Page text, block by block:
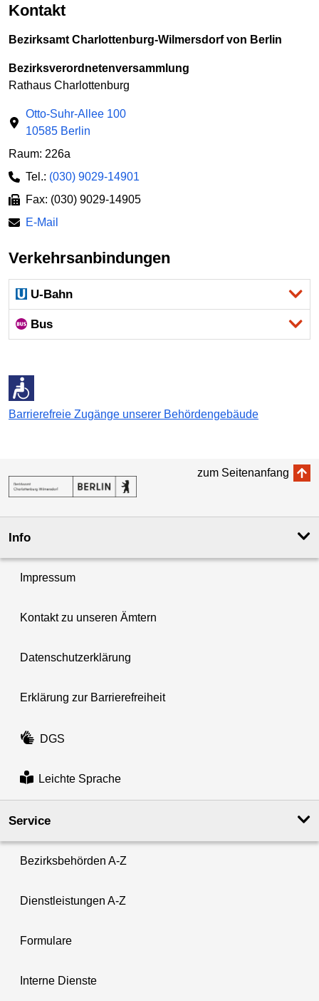
Kontakt
Bezirksamt Charlottenburg-Wilmersdorf von Berlin
Bezirksverordnetenversammlung
Rathaus Charlottenburg
Otto-Suhr-Allee 100
10585 Berlin
Raum: 226a
Tel.: (030) 9029-14901
Fax: (030) 9029-14905
E-Mail
Verkehrsanbindungen
U-Bahn
Bus
Barrierefreie Zugänge unserer Behördengebäude
zum Seitenanfang
Info
Impressum
Kontakt zu unseren Ämtern
Datenschutzerklärung
Erklärung zur Barrierefreiheit
DGS
Leichte Sprache
Service
Bezirksbehörden A-Z
Dienstleistungen A-Z
Formulare
Interne Dienste